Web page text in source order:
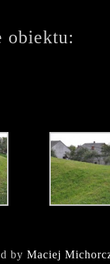
obiektu:
by Maciej